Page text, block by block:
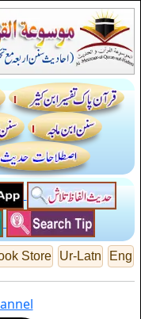
Eng
Ur-Latn
Store